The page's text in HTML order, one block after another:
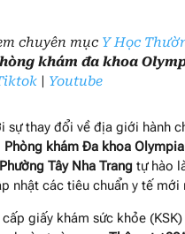
chuyên mục Y Học
khám đa khoa
| Youtube
sự thay đổi về địa giới hành
Phòng khám Đa khoa Olympia
Tây Nha Trangtự hào
nhật các tiêu chuẩn y tế mới
giấy khám sức khỏe (KSK)